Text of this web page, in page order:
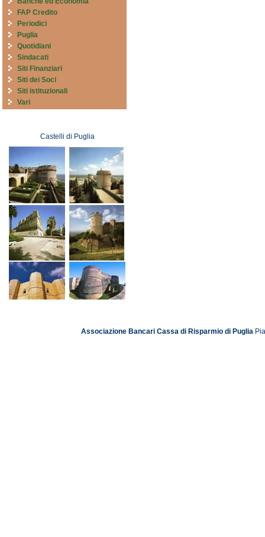
FAP Credito
Periodici
Puglia
Quotidiani
Sindacati
Siti Finanziari
Siti dei Soci
Siti istituzionali
Vari
Castelli di Puglia
Associazione Bancari Cassa di Risparmio di Puglia